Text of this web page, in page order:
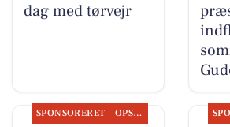
dag med tørvejr
SPONSORERET OPSLAGSTAVLEN